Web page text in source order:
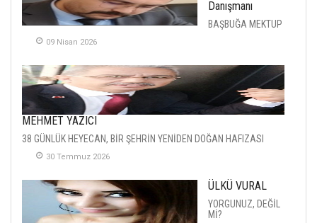
Danışmanı
BAŞBUĞA MEKTUP
09 Nisan 2026
MEHMET YAZICI
38 GÜNLÜK HEYECAN, BİR ŞEHRİN YENİDEN DOĞAN HAFIZASI
30 Temmuz 2026
ÜLKÜ VURAL
YORGUNUZ, DEĞİL
Mİ?